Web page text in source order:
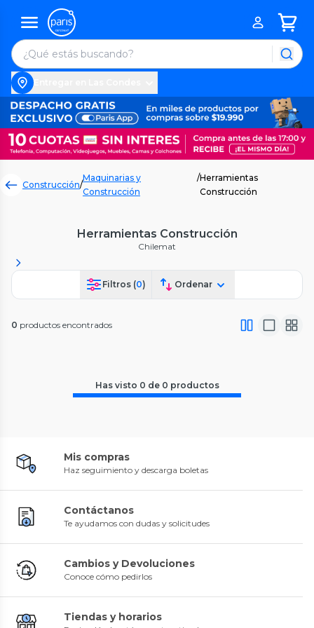
Construcción/
Maquinarias y
Construcción
/Herramientas
Construcción
Herramientas Construcción
Chilemat
Filtros (0) Ordenar
0 productos encontrados
Has visto 0 de 0 productos
Mis compras
Haz seguimiento y descarga boletas
Contáctanos
Te ayudamos con dudas y solicitudes
Cambios y Devoluciones
Conoce cómo pedirlos
Tiendas y horarios